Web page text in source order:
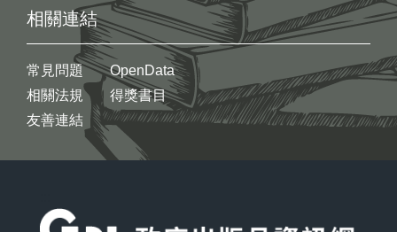
相關連結
常見問題
相關法規
友善連結
OpenData
得獎書目